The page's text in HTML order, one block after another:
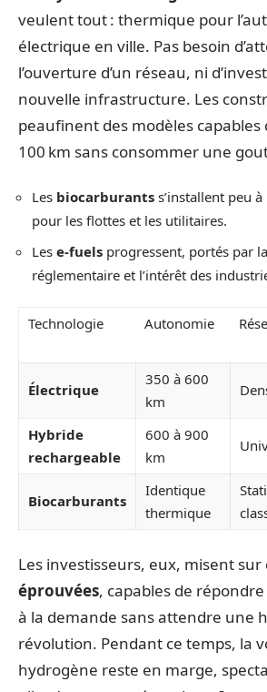
veulent tout : thermique pour
électrique en ville. Pas besoin
l’ouverture d’un réseau, ni
nouvelle infrastructure. Les
peaufinent des modèles capables
100 km sans consommer une
Les biocarburants s’installent peu
pour les flottes et les utilitaires.
Les e-fuels progressent, portés par
réglementaire et l’intérêt des
Technologie Autonomie
Électrique
350 à 600
km
Hybride
rechargeable
600 à 900
km
Biocarburants
Identique
thermique
Les investisseurs, eux, misent sur
éprouvées, capables de
à la demande sans attendre une
révolution. Pendant ce temps, la
hydrogène reste en marge,